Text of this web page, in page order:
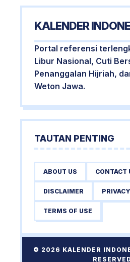
KALENDER
Portal referensi
Libur Nasional, Cuti
Penanggalan Hijriah,
Weton Jawa.
TAUTAN PENTING
ABOUT US CONTACT
DISCLAIMER
TERMS OF USE
© 2026 KALENDER